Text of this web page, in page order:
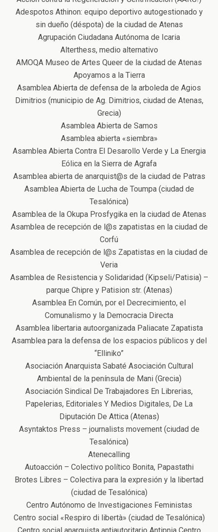
Adespotos Athinon: equipo deportivo autogestionado y
sin dueño (déspota) de la ciudad de Atenas
Agrupación Ciudadana Autónoma de Icaria
Alterthess, medio alternativo
ΑMOQA Museo de Artes Queer de la ciudad de Atenas
Apoyamos a la Tierra
Αsamblea Αbierta de defensa de la arboleda de Agios
Dimitrios (municipio de Ag. Dimitrios, ciudad de Atenas,
Grecia)
Αsamblea Αbierta de Samos
Asamblea abierta «siembra»
Asamblea Abierta Contra El Desarollo Verde y La Energia
Eólica en la Sierra de Agrafa
Asamblea abierta de anarquist@s de la ciudad de Patras
Asamblea Abierta de Lucha de Toumpa (ciudad de
Tesalónica)
Asamblea de la Okupa Prosfygika en la ciudad de Atenas
Asamblea de recepción de l@s zapatistas en la ciudad de
Corfú
Asamblea de recepción de l@s Zapatistas en la ciudad de
Veria
Asamblea de Resistencia y Solidaridad (Kipseli/Patisia) –
parque Chipre y Patision str. (Atenas)
Asamblea En Común, por el Decrecimiento, el
Comunalismo y la Democracia Directa
Asamblea libertaria autoorganizada Paliacate Zapatista
Asamblea para la defensa de los espacios públicos y del
“Elliniko”
Asociación Anarquista Sabaté Asociación Cultural
Ambiental de la península de Mani (Grecia)
Asociación Sindical De Trabajadores En Librerias,
Papelerias, Editoriales Y Medios Digitales, De La
Diputación De Attica (Atenas)
Asyntaktos Press – journalists movement (ciudad de
Tesalónica)
Atenecalling
Autoacción – Colectivο políticο Bonita, Papastathi
Brotes Libres – Colectiva para la expresión y la libertad
(ciudad de Tesalónica)
Centro Autónomo de Investigaciones Feministas
Centro social «Respiro di libertà» (ciudad de Tesalónica)
Centro social anarquista antiautoritario Αntipnia Centro